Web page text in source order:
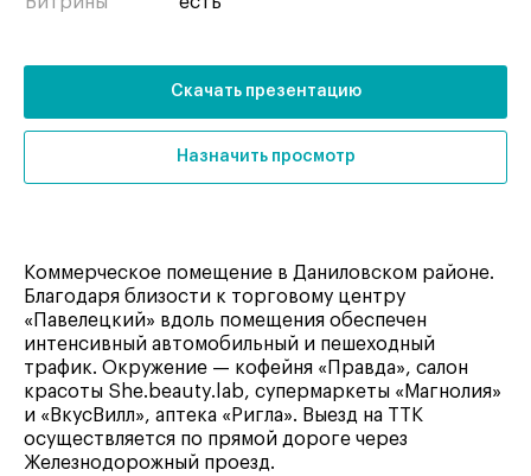
Скачать презентацию
Назначить просмотр
Коммерческое помещение в Даниловском районе.
Благодаря близости к торговому центру
«Павелецкий» вдоль помещения обеспечен
интенсивный автомобильный и пешеходный
трафик. Окружение — кофейня «Правда», салон
красоты She.beauty.lab, супермаркеты «Магнолия»
и «ВкусВилл», аптека «Ригла». Выезд на ТТК
осуществляется по прямой дороге через
Железнодорожный проезд.